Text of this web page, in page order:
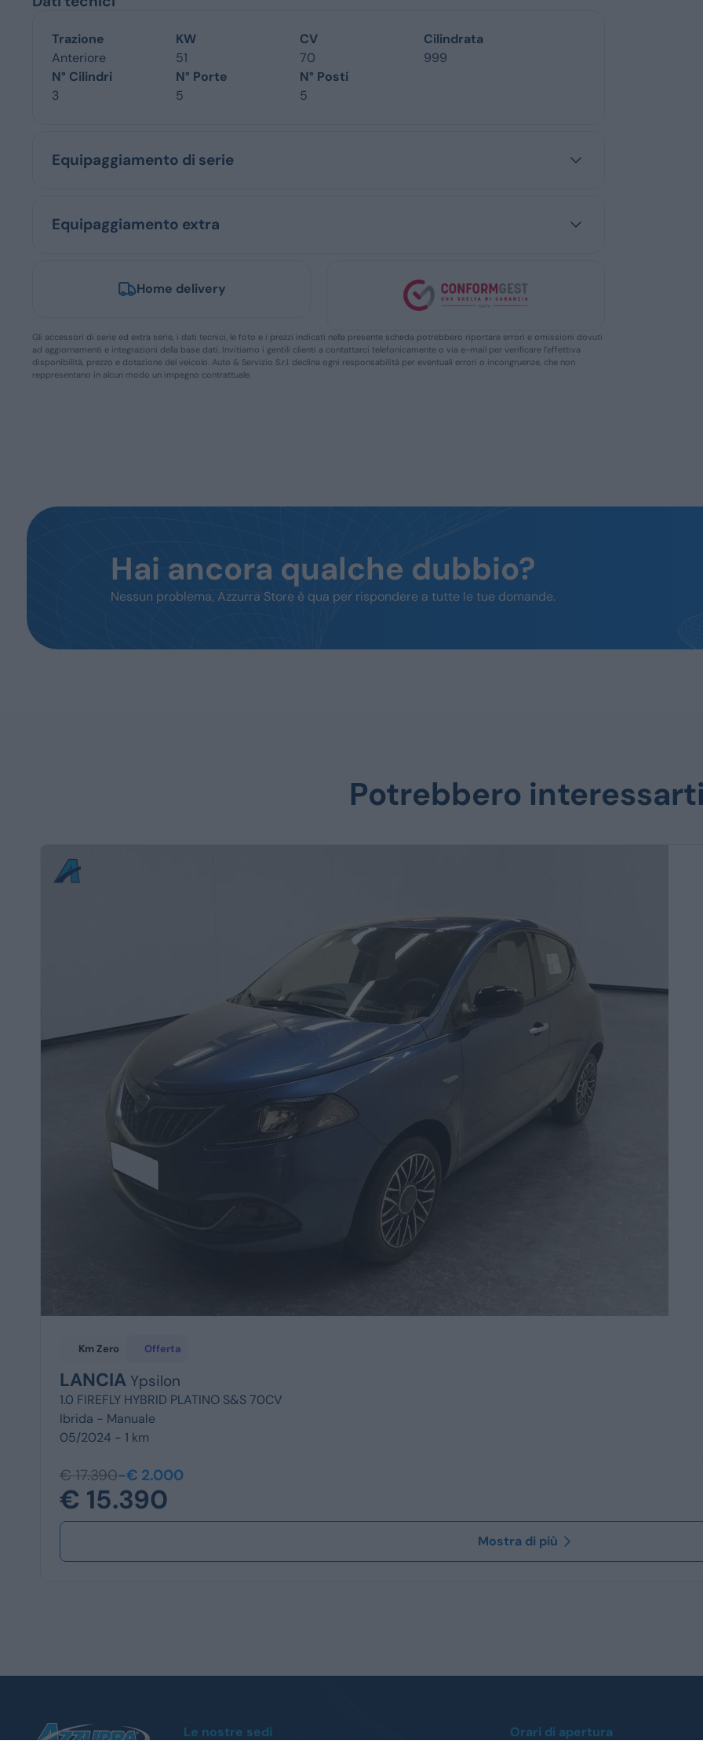
Trazione
Anteriore
KW
51
CV
70
Cilindrata
999
N° Cilindri
3
N° Porte
5
N° Posti
5
Equipaggiamento di serie
Equipaggiamento extra
Home delivery
Gli accessori di serie ed extra serie, i dati tecnici, le foto e i prezzi indicati nella presente scheda potrebbero riportare errori e omissioni dovuti
ad aggiornamenti e integrazioni della base dati. Invitiamo i gentili clienti a contattarci telefonicamente o via e-mail per verificare l’effettiva
disponibilità, prezzo e dotazione del veicolo. Auto & Servizio S.r.l. declina ogni responsabilità per eventuali errori o incongruenze, che non
reppresentano in alcun modo un impegno contrattuale.
Hai ancora qualche dubbio?
Nessun problema, Azzurra Store è qua per rispondere a tutte le tue domande.
Potrebbero
Km Zero Offerta
LANCIA Ypsilon
1.0 FIREFLY HYBRID PLATINO S&S 70CV
Ibrida - Manuale
05/2024 - 1 km
€ 17.390-€ 2.000
€ 15.390
Mostra di più
Le nostre sedi Orari di apertura